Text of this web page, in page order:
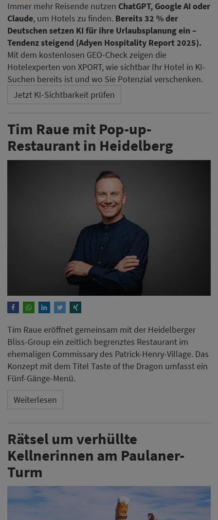
Immer mehr Reisende nutzen ChatGPT, Google AI oder
Claude, um Hotels zu finden. Bereits 32 % der
Deutschen setzen KI für ihre Urlaubsplanung ein –
Tendenz steigend (Adyen Hospitality Report 2025).
Mit dem kostenlosen GEO-Check zeigen die
Hotelexperten von XPORT, wie sichtbar Ihr Hotel in KI-
Suchen bereits ist und wo Sie Potenzial verschenken.
Jetzt KI-Sichtbarkeit prüfen
Tim Raue mit Pop-up-
Restaurant in Heidelberg
Tim Raue eröffnet gemeinsam mit der Heidelberger
Bliss-Group ein zeitlich begrenztes Restaurant im
ehemaligen Commissary des Patrick-Henry-Village. Das
Konzept mit dem Titel Taste of the Dragon umfasst ein
Fünf-Gänge-Menü.
Weiterlesen
Rätsel um verhüllte
Kellnerinnen am Paulaner-
Turm